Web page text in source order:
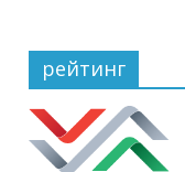
рейтинг